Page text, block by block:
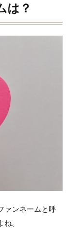
は？
ァンネームと呼
。